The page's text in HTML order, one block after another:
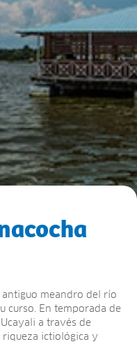
antiguo meandro del río
curso. En temporada de
a través de
riqueza ictiológica y